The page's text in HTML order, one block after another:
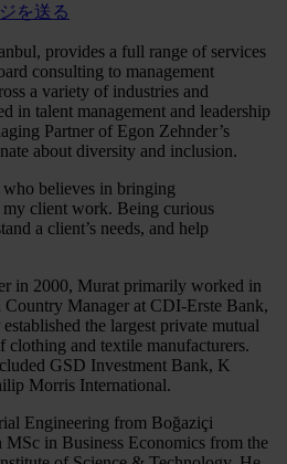
を送る
provides a full range of services
consulting to management
a variety of industries and
in talent management and leadership
Partner of Egon Zehnder’s
about diversity and inclusion.
believes in bringing
client work. Being curious
a client’s needs, and help
in 2000, Murat primarily worked in
Country Manager at CDI-Erste Bank,
the largest private mutual
clothing and textile manufacturers.
GSD Investment Bank, K
Morris International.
Engineering from Boğaziçi
in Business Economics from the